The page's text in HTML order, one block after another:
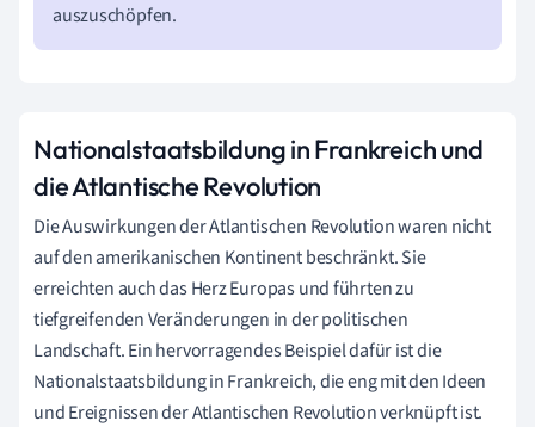
auszuschöpfen.
Nationalstaatsbildung in Frankreich und
die Atlantische Revolution
Die Auswirkungen der Atlantischen Revolution waren nicht
auf den amerikanischen Kontinent beschränkt. Sie
erreichten auch das Herz Europas und führten zu
tiefgreifenden Veränderungen in der politischen
Landschaft. Ein hervorragendes Beispiel dafür ist die
Nationalstaatsbildung in Frankreich, die eng mit den Ideen
und Ereignissen der Atlantischen Revolution verknüpft ist.